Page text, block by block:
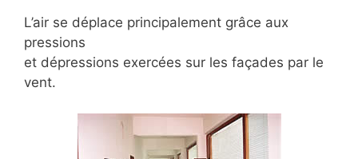
L’air se déplace principalement grâce aux
pressions
et dépressions exercées sur les façades par le
vent.